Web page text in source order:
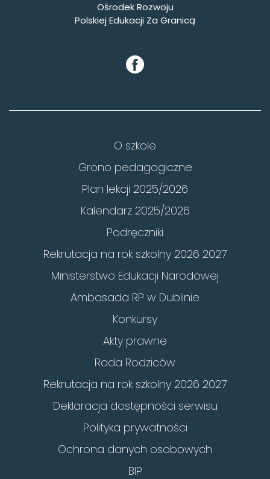
Ośrodek Rozwoju
Polskiej Edukacji Za Granicą
O szkole
Grono pedagogiczne
Plan lekcji 2025/2026
Kalendarz 2025/2026
Podręczniki
Rekrutacja na rok szkolny 2026 2027
Ministerstwo Edukacji Narodowej
Ambasada RP w Dublinie
Konkursy
Akty prawne
Rada Rodziców
Rekrutacja na rok szkolny 2026 2027
Deklaracja dostępności serwisu
Polityka prywatności
Ochrona danych osobowych
BIP